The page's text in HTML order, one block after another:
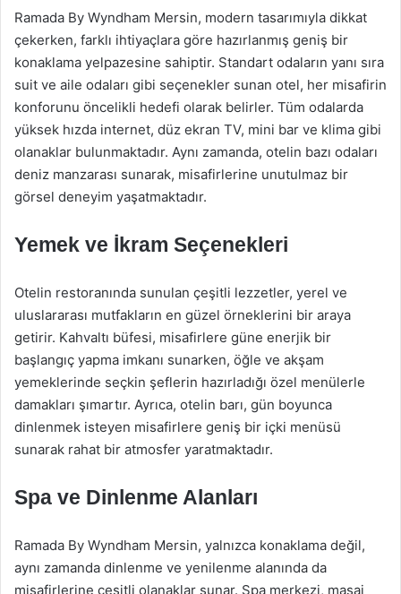
Ramada By Wyndham Mersin, modern tasarımıyla dikkat
çekerken, farklı ihtiyaçlara göre hazırlanmış geniş bir
konaklama yelpazesine sahiptir. Standart odaların yanı sıra
suit ve aile odaları gibi seçenekler sunan otel, her misafirin
konforunu öncelikli hedefi olarak belirler. Tüm odalarda
yüksek hızda internet, düz ekran TV, mini bar ve klima gibi
olanaklar bulunmaktadır. Aynı zamanda, otelin bazı odaları
deniz manzarası sunarak, misafirlerine unutulmaz bir
görsel deneyim yaşatmaktadır.
Yemek ve İkram Seçenekleri
Otelin restoranında sunulan çeşitli lezzetler, yerel ve
uluslararası mutfakların en güzel örneklerini bir araya
getirir. Kahvaltı büfesi, misafirlere güne enerjik bir
başlangıç yapma imkanı sunarken, öğle ve akşam
yemeklerinde seçkin şeflerin hazırladığı özel menülerle
damakları şımartır. Ayrıca, otelin barı, gün boyunca
dinlenmek isteyen misafirlere geniş bir içki menüsü
sunarak rahat bir atmosfer yaratmaktadır.
Spa ve Dinlenme Alanları
Ramada By Wyndham Mersin, yalnızca konaklama değil,
aynı zamanda dinlenme ve yenilenme alanında da
misafirlerine çeşitli olanaklar sunar. Spa merkezi, masaj